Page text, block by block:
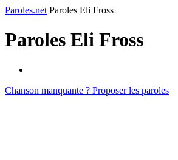
Paroles.net Paroles Eli Fross
Paroles Eli Fross
Chanson manquante ? Proposer les paroles